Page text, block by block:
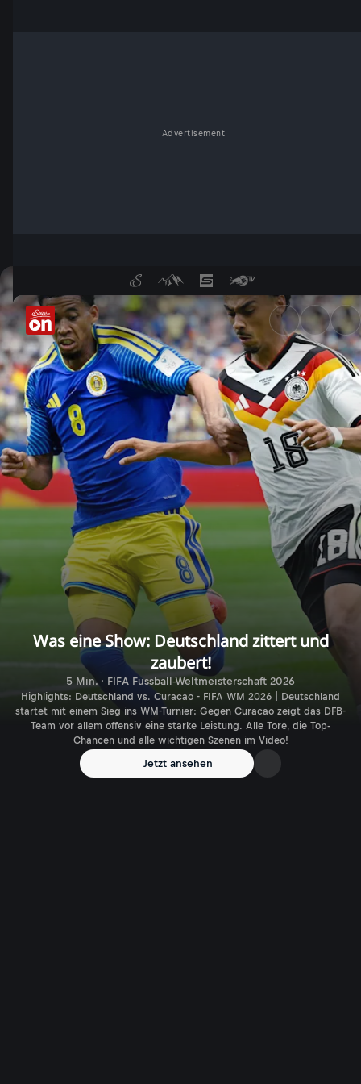
Advertisement
Was eine Show:
Was eine Show: Deutschland zittert und
zaubert!
5 Min. · FIFA Fussball-Weltmeisterschaft 2026
Highlights: Deutschland vs. Curacao - FIFA WM 2026 | Deutschland
startet mit einem Sieg ins WM-Turnier: Gegen Curacao zeigt das DFB-
Team vor allem offensiv eine starke Leistung. Alle Tore, die Top-
Chancen und alle wichtigen Szenen im Video!
Jetzt ansehen